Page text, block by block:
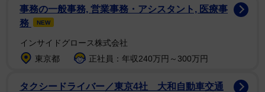
事務の一般事務, 営業事務・アシスタント, 医療事
務
NEW
インサイドグロース株式会社
東京都
正社員：年収240万円～300万円
タクシードライバー／東京4社 大和自動車交通